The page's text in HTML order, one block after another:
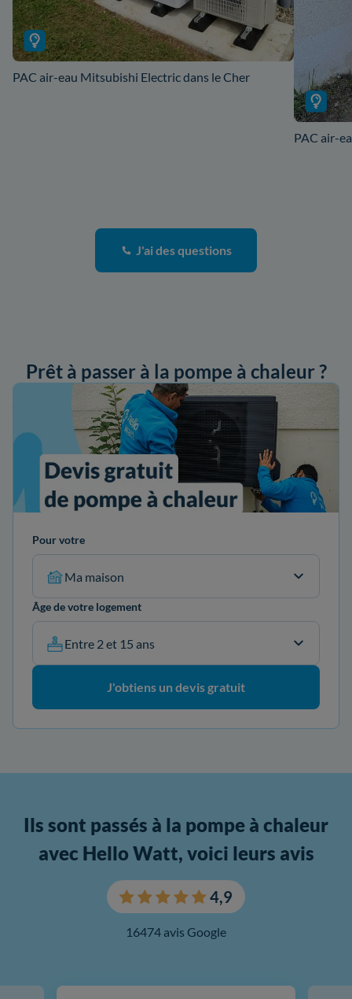
PAC air-eau Mitsubishi Electric dans le Cher
PAC air-
J'ai des questions
Prêt à passer à la pompe à chaleur ?
Pour votre
Ma maison
Âge de votre logement
Entre 2 et 15 ans
J'obtiens un devis gratuit
Ils sont passés à la pompe à chaleur
avec Hello Watt, voici leurs avis
4,9
16474 avis Google